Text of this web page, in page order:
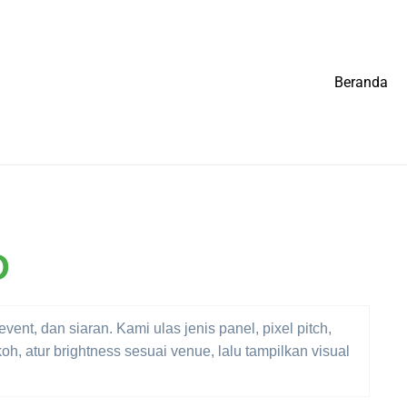
Beranda
dan siaran. Kami ulas jenis panel, pixel pitch,
atur brightness sesuai venue, lalu tampilkan visual